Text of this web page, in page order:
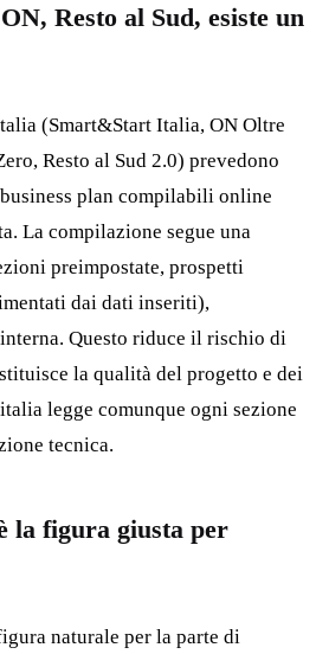
Resto al Sud, esiste un
(Smart&Start Italia, ON Oltre
Resto al Sud 2.0) prevedono
plan compilabili online
La compilazione segue una
preimpostate, prospetti
dai dati inseriti),
Questo riduce il rischio di
la qualità del progetto e dei
legge comunque ogni sezione
tecnica.
la figura giusta per
naturale per la parte di